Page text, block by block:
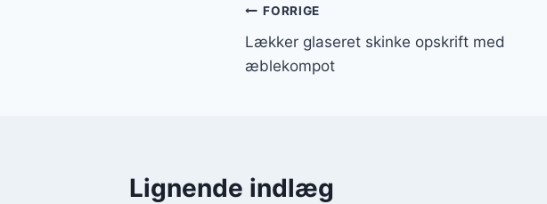
Indlægsnavigation
FORRIGE
Lækker glaseret skinke opskrift med
æblekompot
Lignende indlæg